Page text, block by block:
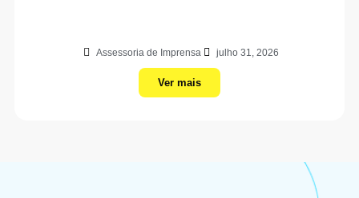
Assessoria de Imprensa julho 31, 2026
Ver mais